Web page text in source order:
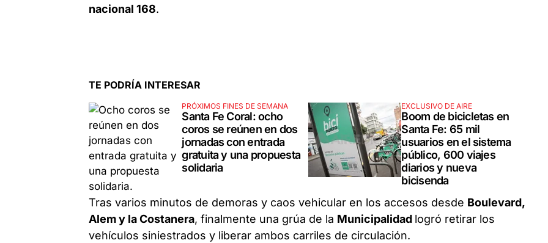
nacional 168.
TE PODRÍA INTERESAR
PRÓXIMOS FINES DE SEMANA
Santa Fe Coral: ocho
coros se reúnen en dos
jornadas con entrada
gratuita y una propuesta
solidaria
EXCLUSIVO DE AIRE
Boom de bicicletas en
Santa Fe: 65 mil
usuarios en el sistema
público, 600 viajes
diarios y nueva
bicisenda
Tras varios minutos de demoras y caos vehicular en los accesos desde Boulevard,
Alem y la Costanera, finalmente una grúa de la Municipalidad logró retirar los
vehículos siniestrados y liberar ambos carriles de circulación.